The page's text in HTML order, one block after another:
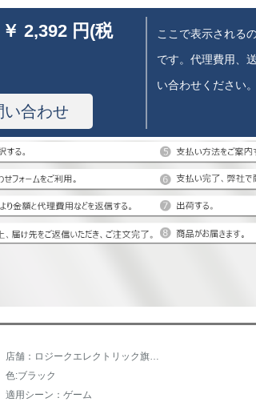
￥ 2,392 円(税
い合わせ
ここで表示される
です。代理費用、
い合わせください。
店舗：ロジークエレクトリック旗艦店
色:ブラック
適用シーン：ゲーム